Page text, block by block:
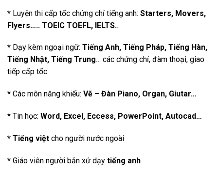
* Luyện thi cấp tốc chứng chỉ tiếng anh: Starters, Movers,
Flyers….. TOEIC TOEFL, IELTS...
* Dạy kèm ngoại ngữ: Tiếng Anh, Tiếng Pháp, Tiếng Hàn,
Tiếng Nhật, Tiếng Trung… các chứng chỉ, đàm thoại, giao
tiếp cấp tốc.
* Các môn năng khiếu: Vẽ – Đàn Piano, Organ, Giutar…
* Tin học: Word, Excel, Eccess, PowerPoint, Autocad…
* Tiếng việt cho người nước ngoài
* Giáo viên người bản xứ dạy tiếng anh